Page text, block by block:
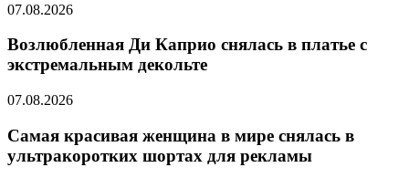
07.08.2026
Возлюбленная Ди Каприо снялась в платье с
экстремальным декольте
07.08.2026
Самая красивая женщина в мире снялась в
ультракоротких шортах для рекламы